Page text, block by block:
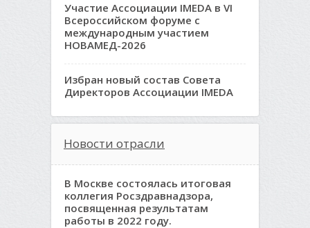
Участие Ассоциации IMEDA в VI
Всероссийском форуме с
международным участием
НОВАМЕД-2026
Избран новый состав Совета
Директоров Ассоциации IMEDA
Новости отрасли
В Москве состоялась итоговая
коллегия Росздравнадзора,
посвященная результатам
работы в 2022 году.